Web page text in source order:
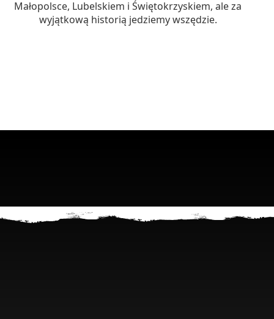
Małopolsce, Lubelskiem i Świętokrzyskiem, ale za
wyjątkową historią jedziemy wszędzie.